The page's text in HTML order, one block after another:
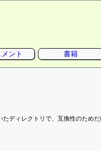
メント 書籍
ディレクトリで、互換性のためだ